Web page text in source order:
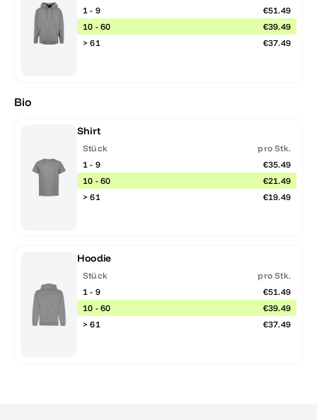
1 - 9
€51.49
10 - 60
€39.49
> 61
€37.49
Bio
Shirt
Stück
pro Stk.
1 - 9
€35.49
10 - 60
€21.49
> 61
€19.49
Hoodie
Stück
pro Stk.
1 - 9
€51.49
10 - 60
€39.49
> 61
€37.49